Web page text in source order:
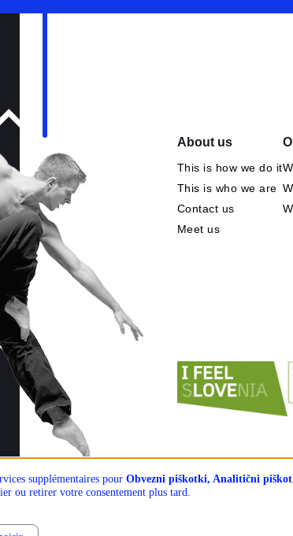
About us
This is how we do it
This is who we are
Contact us
Meet us
supplémentaires pour Obvezni piškotki, Analitični
ou retirer votre consentement plus tard.